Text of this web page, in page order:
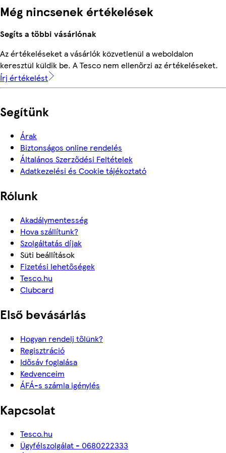
Még nincsenek értékelések
Segíts a többi vásárlónak
Az értékeléseket a vásárlók közvetlenül a weboldalon
keresztül küldik be. A Tesco nem ellenőrzi az értékeléseket.
Írj értékelést
Segítünk
Árak
Biztonságos online rendelés
Általános Szerződési Feltételek
Adatkezelési és Cookie tájékoztató
Rólunk
Akadálymentesség
Hova szállítunk?
Szolgáltatás díjak
Süti beállítások
Fizetési lehetőségek
Tesco.hu
Clubcard
Első bevásárlás
Hogyan rendelj tőlünk?
Regisztráció
Idősáv foglalása
Kedvenceim
ÁFÁ-s számla igénylés
Kapcsolat
Tesco.hu
Ügyfélszolgálat - 0680222333